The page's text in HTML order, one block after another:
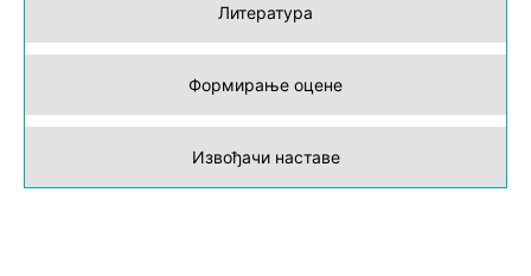
Литература
Формирање оцене
Извођачи наставе